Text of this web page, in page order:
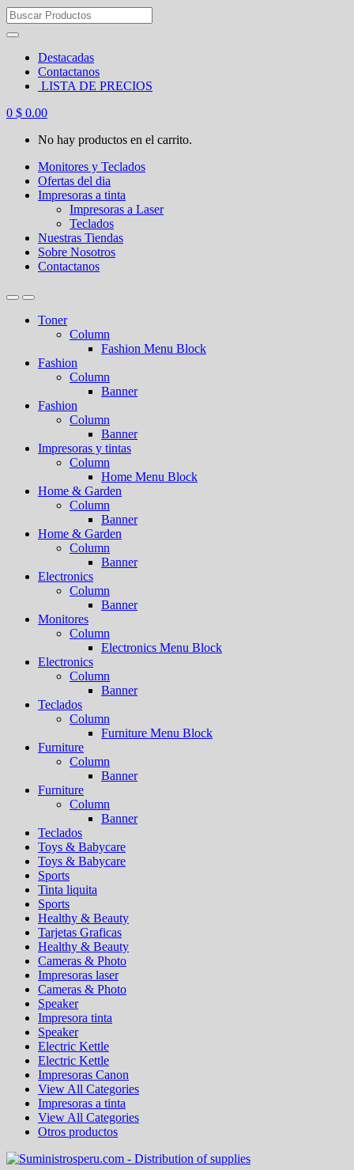
Search
for:
Destacadas
Contactanos
LISTA DE PRECIOS
0 $ 0.00
No hay productos en el carrito.
Monitores y Teclados
Ofertas del dia
Impresoras a tinta
Impresoras a Laser
Teclados
Nuestras Tiendas
Sobre Nosotros
Contactanos
Toner
Column
Fashion Menu Block
Fashion
Column
Banner
Fashion
Column
Banner
Impresoras y tintas
Column
Home Menu Block
Home & Garden
Column
Banner
Home & Garden
Column
Banner
Electronics
Column
Banner
Monitores
Column
Electronics Menu Block
Electronics
Column
Banner
Teclados
Column
Furniture Menu Block
Furniture
Column
Banner
Furniture
Column
Banner
Teclados
Toys & Babycare
Toys & Babycare
Sports
Tinta liquita
Sports
Healthy & Beauty
Tarjetas Graficas
Healthy & Beauty
Cameras & Photo
Impresoras laser
Cameras & Photo
Speaker
Impresora tinta
Speaker
Electric Kettle
Electric Kettle
Impresoras Canon
View All Categories
Impresoras a tinta
View All Categories
Otros productos